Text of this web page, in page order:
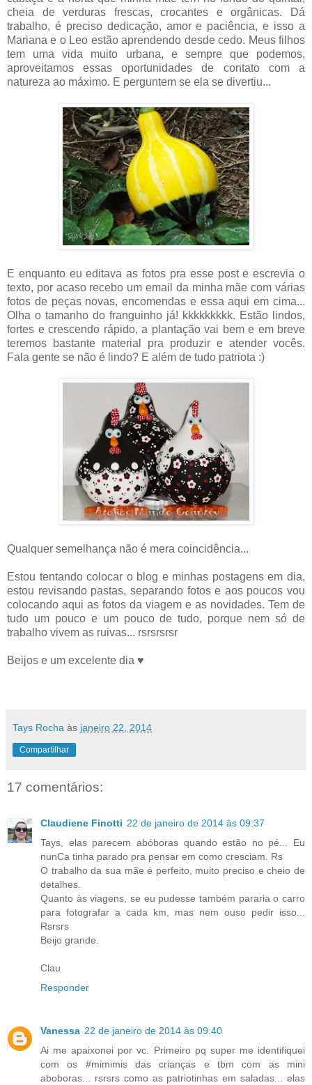
cheia de verduras frescas, crocantes e orgânicas. Dá
trabalho, é preciso dedicação, amor e paciência, e isso a
Mariana e o Leo estão aprendendo desde cedo. Meus filhos
tem uma vida muito urbana, e sempre que podemos,
aproveitamos essas oportunidades de contato com a
natureza ao máximo. E perguntem se ela se divertiu...
E enquanto eu editava as fotos pra esse post e escrevia o
texto, por acaso recebo um email da minha mãe com várias
fotos de peças novas, encomendas e essa aqui em cima...
Olha o tamanho do franguinho já! kkkkkkkkk. Estão lindos,
fortes e crescendo rápido, a plantação vai bem e em breve
teremos bastante material pra produzir e atender vocês.
Fala gente se não é lindo? E além de tudo patriota :)
Qualquer semelhança não é mera coincidência...
Estou tentando colocar o blog e minhas postagens em dia,
estou revisando pastas, separando fotos e aos poucos vou
colocando aqui as fotos da viagem e as novidades. Tem de
tudo um pouco e um pouco de tudo, porque nem só de
trabalho vivem as ruivas... rsrsrsrsr
Beijos e um excelente dia ♥
Tays Rocha às janeiro 22, 2014
Compartilhar
17 comentários:
Claudiene Finotti 22 de janeiro de 2014 às 09:37
Tays, elas parecem abóboras quando estão no pé... Eu
nunCa tinha parado pra pensar em como cresciam. Rs
O trabalho da sua mãe é perfeito, muito preciso e cheio de
detalhes.
Quanto às viagens, se eu pudesse também pararia o carro
para fotografar a cada km, mas nem ouso pedir isso...
Rsrsrs
Beijo grande.
Clau
Responder
Vanessa 22 de janeiro de 2014 às 09:40
Ai me apaixonei por vc. Primeiro pq super me identifiquei
com os #mimimis das crianças e tbm com as mini
aboboras... rsrsrs como as patriotinhas em saladas... elas